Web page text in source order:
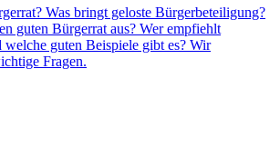
Was bringt geloste Bürgerbeteiligung?
guten Bürgerrat aus? Wer empfiehlt
welche guten Beispiele gibt es? Wir
Fragen.